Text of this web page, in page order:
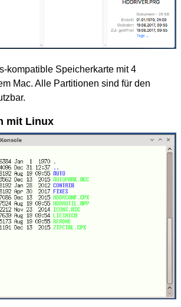
kompatible Speicherkarte mit 4
Mac. Alle Partitionen sind für den
mit Linux